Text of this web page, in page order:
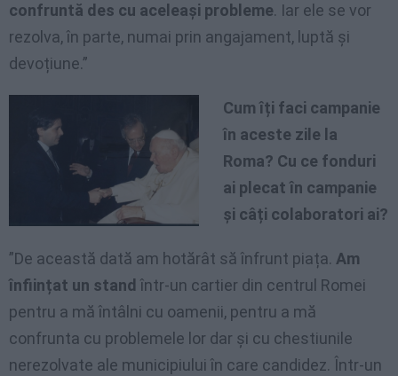
confruntă des cu aceleași probleme. Iar ele se vor
rezolva, în parte, numai prin angajament, luptă și
devoțiune.”
Cum îți faci campanie
în aceste zile la
Roma? Cu ce fonduri
ai plecat în campanie
și câți colaboratori ai?
”De această dată am hotărât să înfrunt piața. Am
înființat un stand într-un cartier din centrul Romei
pentru a mă întâlni cu oamenii, pentru a mă
confrunta cu problemele lor dar și cu chestiunile
nerezolvate ale municipiului în care candidez. Într-un